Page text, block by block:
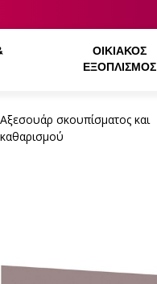
ΟΙΚΙΑΚΌΣ
ΕΞΟΠΛΙΣΜΌΣ
Αξεσουάρ σκουπίσματος και
καθαρισμού